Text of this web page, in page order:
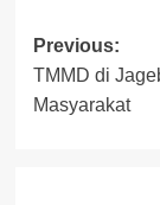
Post
Previous:
TMMD di
Masyarakat